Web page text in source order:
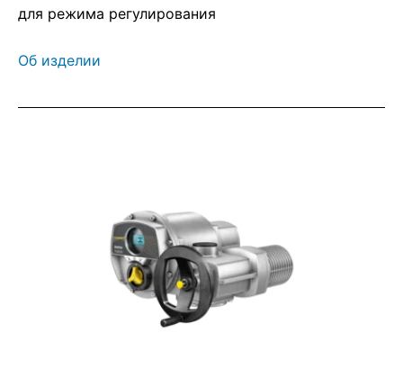
для режима регулирования
Об изделии